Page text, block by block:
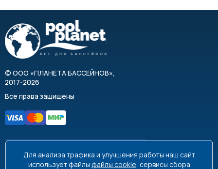
1010430
POLAR-30+
Схема монтажа
© ООО «ПЛАНЕТА БАССЕЙНОВ»,
2017-2026
Все права защищены
8 495 663-99-48 8 800 350-99-08
Для анализа трафика и улучшения работы наш сайт
использует файлы файлы cookie, сервисы сбора